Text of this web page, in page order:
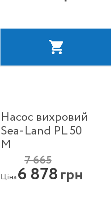
Насос вихровий
Sea-Land PL 50
M
Ціна
7 665
6 878грн